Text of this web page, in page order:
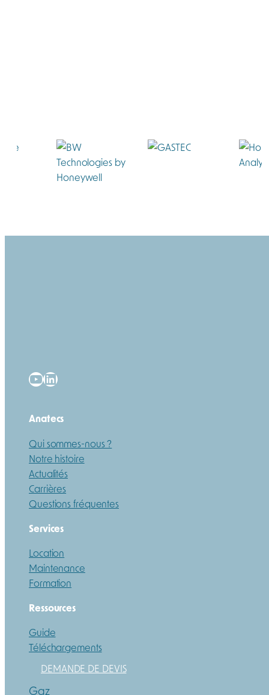
YouTube
LinkedIn
Anatecs
Qui sommes-nous ?
Notre histoire
Actualités
Carrières
Questions fréquentes
Services
Location
Maintenance
Formation
Ressources
Guide
Téléchargements
DEMANDE DE DEVIS
Gaz